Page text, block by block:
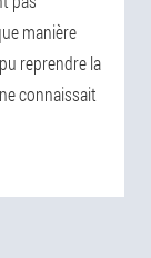
manière
reprendre la
connaissait